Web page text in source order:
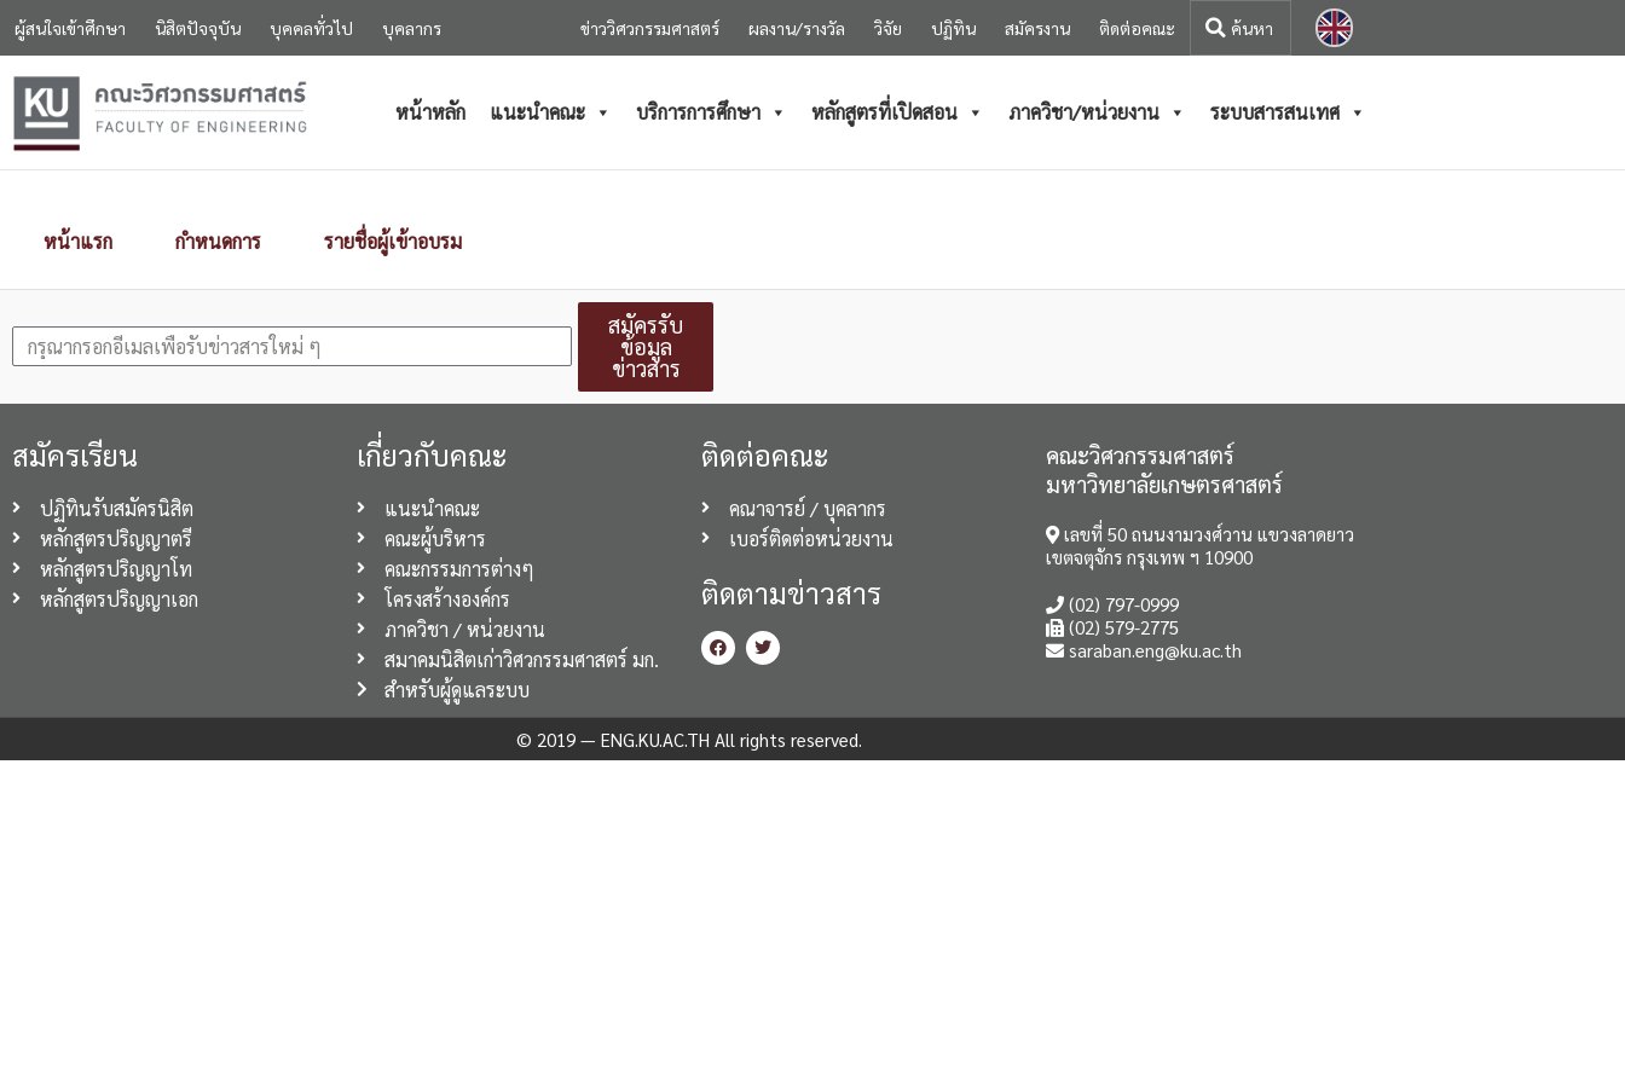
ผู้สนใจเข้าศึกษา นิสิตปัจจุบัน บุคคลทั่วไป บุคลากร ข่าววิศวกรรมศาสตร์ ผลงาน/รางวัล วิจัย ปฏิทิน สมัครงาน ติดต่อคณะ
หน้าหลัก แนะนำคณะ บริการการศึกษา หลักสูตรที่เปิดสอน ภาควิชา/หน่วยงาน ระบบสารสนเทศ
หน้าแรก กำหนดการ รายชื่อผู้เข้าอบรม
สมัครรับ
ข้อมูล
ข่าวสาร
สมัครเรียน
ปฏิทินรับสมัครนิสิต
หลักสูตรปริญญาตรี
หลักสูตรปริญญาโท
หลักสูตรปริญญาเอก
เกี่ยวกับคณะ
แนะนำคณะ
คณะผู้บริหาร
คณะกรรมการต่างๆ
โครงสร้างองค์กร
ภาควิชา / หน่วยงาน
สมาคมนิสิตเก่าวิศวกรรมศาสตร์ มก.
สำหรับผู้ดูแลระบบ
ติดต่อคณะ
คณาจารย์ / บุคลากร
เบอร์ติดต่อหน่วยงาน
ติดตามข่าวสาร
คณะวิศวกรรมศาสตร์
มหาวิทยาลัยเกษตรศาสตร์
เลขที่ 50 ถนนงามวงศ์วาน แขวงลาดยาว
เขตจตุจักร กรุงเทพ ฯ 10900
(02) 797-0999
(02) 579-2775
saraban.eng@ku.ac.th
© 2019 — ENG.KU.AC.TH All rights reserved.